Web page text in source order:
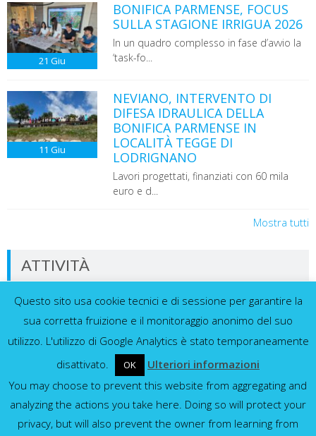
21 Giu
BONIFICA PARMENSE, FOCUS
SULLA STAGIONE IRRIGUA 2026
In un quadro complesso in fase d’avvio la
‘task-fo...
11 Giu
NEVIANO, INTERVENTO DI
DIFESA IDRAULICA DELLA
BONIFICA PARMENSE IN
LOCALITÀ TEGGE DI
LODRIGNANO
Lavori progettati, finanziati con 60 mila
euro e d...
Mostra tutti
ATTIVITÀ
Dati in tempo reale dalla nostra rete di
sensori
Idrometri e pluviometri
Mostra tutti
Questo sito usa cookie tecnici e di sessione per garantire la
sua corretta fruizione e il monitoraggio anonimo del suo
utilizzo. L'utilizzo di Google Analytics è stato temporaneamente
disattivato.
OK
Ulteriori informazioni
You may choose to prevent this website from aggregating and
analyzing the actions you take here. Doing so will protect your
privacy, but will also prevent the owner from learning from